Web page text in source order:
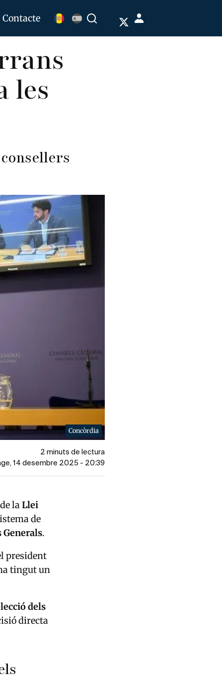
Contacte Buscar Menú
de
les
Concòrdia
2 minuts de lectura
14 desembre 2025 - 20:39
la Llei
de
Generals.
president
tingut un
dels
directa